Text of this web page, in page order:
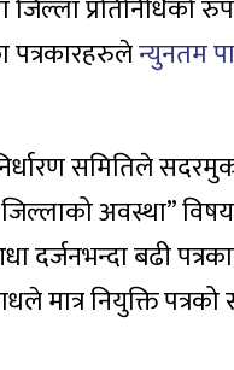
जिल्ला प्रतिनिधिको
पत्रकारहरुलेन्युनतम
समितिले
अवस्था”
बढी
मात्र नियुक्ति